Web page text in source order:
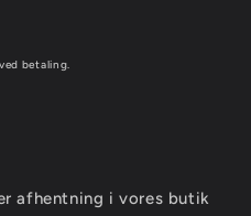
betaling.
afhentning i vores butik